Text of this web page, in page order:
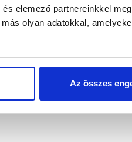
elemező partnereinkkel
olyan adatokkal,
Az összes
olvassa el!
sík feletti,
szemcsenagysággal, bel-
kell kezelni.
nem érheti.